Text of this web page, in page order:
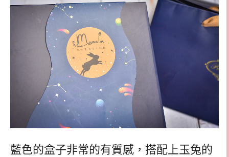
藍色的盒子非常的有質感，搭配上玉兔的